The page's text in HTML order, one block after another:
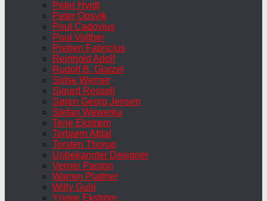
Peter Hvidt
Peter Opsvik
Poul Cadovius
Poul Volther
Preben Fabricius
Reinhold Adolf
Rudolf B. Glatzel
Sidse Werner
Sigurd Ressell
Søren Georg Jensen
Stefan Wewerka
Terje Ekstrøm
Torbjørn Afdal
Torsten Thorup
Unbekannter Designer
Verner Panton
Warren Plattner
Willy Guhl
Yngve Ekström